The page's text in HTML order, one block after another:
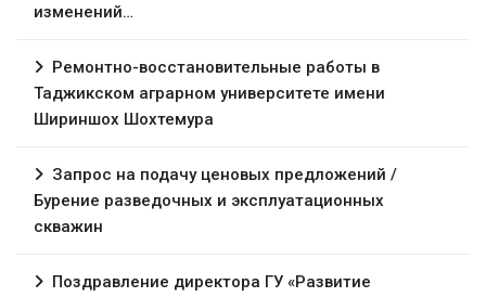
изменений…
Ремонтно-восстановительные работы в
Таджикском аграрном университете имени
Шириншох Шохтемура
Запрос на подачу ценовых предложений /
Бурение разведочных и эксплуатационных
скважин
Поздравление директора ГУ «Развитие